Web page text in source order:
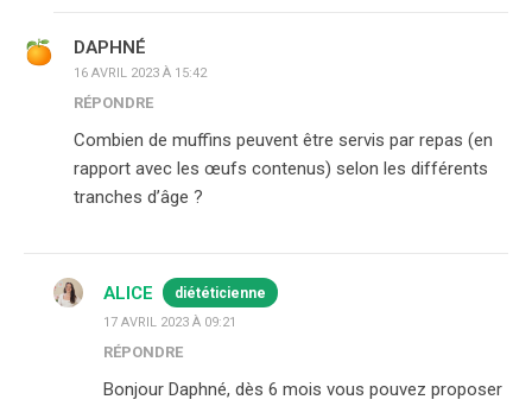
DAPHNÉ
16 AVRIL 2023 À 15:42
RÉPONDRE
Combien de muffins peuvent être servis par repas (en
rapport avec les œufs contenus) selon les différents
tranches d’âge ?
ALICE diététicienne
17 AVRIL 2023 À 09:21
RÉPONDRE
Bonjour Daphné, dès 6 mois vous pouvez proposer